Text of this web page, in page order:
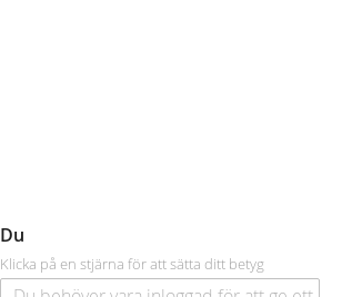
Du
Klicka på en stjärna för att sätta ditt betyg